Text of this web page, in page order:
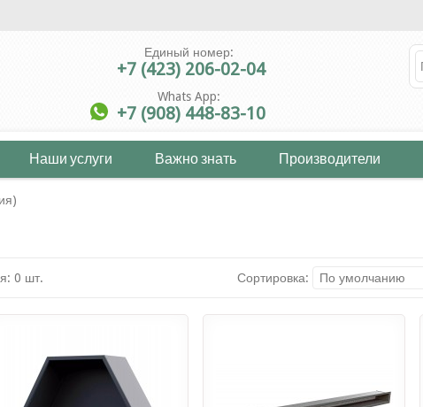
Единый номер:
+7 (423) 206-02-04
Whats App:
+7 (908) 448-83-10
Наши услуги Важно знать Производители
Сортировка: По умолчанию
0 шт.